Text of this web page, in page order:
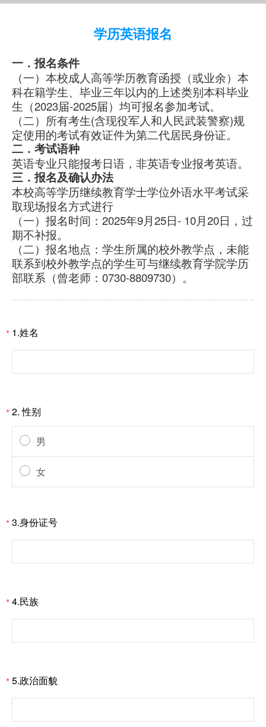
学历英语报名
一．报名条件
（一）本校成人高等学历教育函授（或业余）本
科在籍学生、毕业三年以内的上述类别本科毕业
生（2023届-2025届）均可报名参加考试。
（二）所有考生(含现役军人和人民武装警察)规
定使用的考试有效证件为第二代居民身份证。
二．考试语种
英语专业只能报考日语，非英语专业报考英语。
三．报名及确认办法
本校高等学历继续教育学士学位外语水平考试采
取现场报名方式进行
（一）报名时间：2025年9月25日- 10月20日，过
期不补报。
（二）报名地点：学生所属的校外教学点，未能
联系到校外教学点的学生可与继续教育学院学历
部联系（曾老师：0730-8809730）。
* 1.姓名
*2. 性别
男
女
*3.身份证号
*4.民族
*5.政治面貌